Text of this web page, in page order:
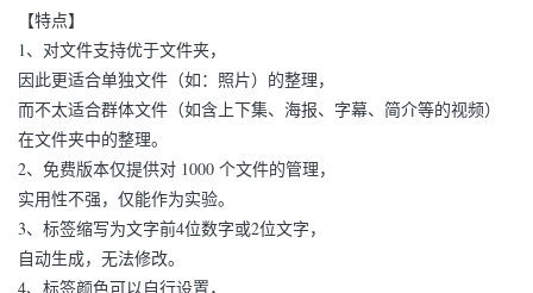
【特点】
1、对文件支持优于文件夹，
因此更适合单独文件（如：照片）的整理，
而不太适合群体文件（如含上下集、海报、字幕、简介等的视频）
在文件夹中的整理。
2、免费版本仅提供对 1000 个文件的管理，
实用性不强，仅能作为实验。
3、标签缩写为文字前4位数字或2位文字，
自动生成，无法修改。
4、标签颜色可以自行设置，